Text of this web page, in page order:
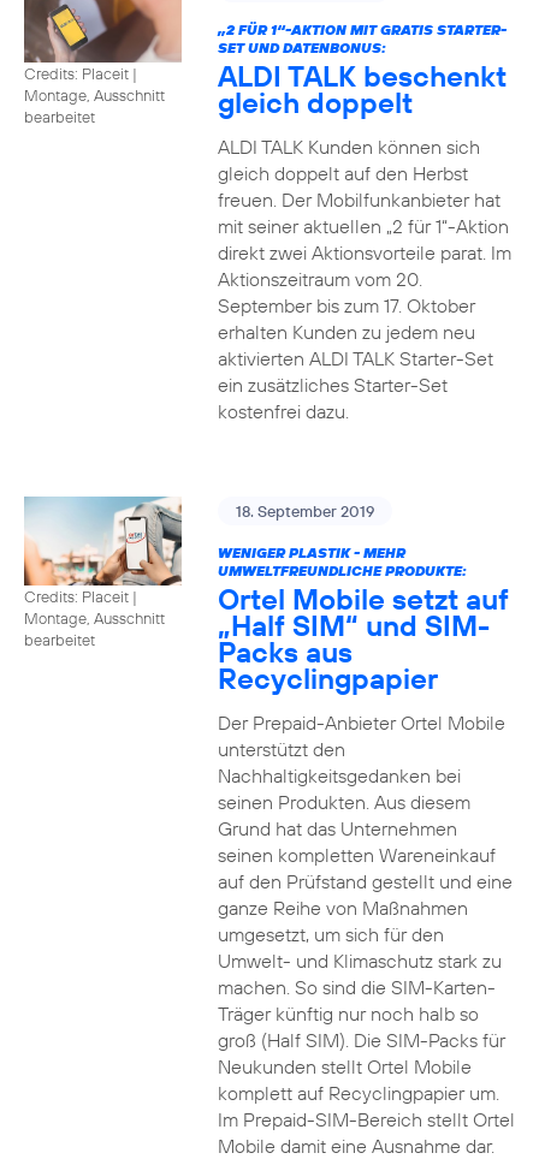
Credits: Placeit |
Montage, Ausschnitt
bearbeitet
„2 FÜR 1“-AKTION MIT GRATIS STARTER-
SET UND DATENBONUS:
ALDI TALK beschenkt
gleich doppelt
ALDI TALK Kunden können sich
gleich doppelt auf den Herbst
freuen. Der Mobilfunkanbieter hat
mit seiner aktuellen „2 für 1“-Aktion
direkt zwei Aktionsvorteile parat. Im
Aktionszeitraum vom 20.
September bis zum 17. Oktober
erhalten Kunden zu jedem neu
aktivierten ALDI TALK Starter-Set
ein zusätzliches Starter-Set
kostenfrei dazu.
Credits: Placeit |
Montage, Ausschnitt
bearbeitet
18. September 2019
WENIGER PLASTIK - MEHR
UMWELTFREUNDLICHE PRODUKTE:
Ortel Mobile setzt auf
„Half SIM“ und SIM-
Packs aus
Recyclingpapier
Der Prepaid-Anbieter Ortel Mobile
unterstützt den
Nachhaltigkeitsgedanken bei
seinen Produkten. Aus diesem
Grund hat das Unternehmen
seinen kompletten Wareneinkauf
auf den Prüfstand gestellt und eine
ganze Reihe von Maßnahmen
umgesetzt, um sich für den
Umwelt- und Klimaschutz stark zu
machen. So sind die SIM-Karten-
Träger künftig nur noch halb so
groß (Half SIM). Die SIM-Packs für
Neukunden stellt Ortel Mobile
komplett auf Recyclingpapier um.
Im Prepaid-SIM-Bereich stellt Ortel
Mobile damit eine Ausnahme dar.